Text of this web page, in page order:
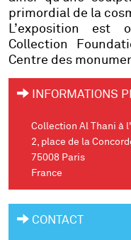
primordial de la
L’exposition
Collection
Centre des
INFORMATIONS
Collection Al Thani à
2, place de la
75008 Paris
France
CONTACT